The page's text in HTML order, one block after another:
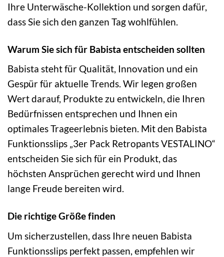
Ihre Unterwäsche-Kollektion und sorgen dafür,
dass Sie sich den ganzen Tag wohlfühlen.
Warum Sie sich für Babista entscheiden sollten
Babista steht für Qualität, Innovation und ein
Gespür für aktuelle Trends. Wir legen großen
Wert darauf, Produkte zu entwickeln, die Ihren
Bedürfnissen entsprechen und Ihnen ein
optimales Trageerlebnis bieten. Mit den Babista
Funktionsslips „3er Pack Retropants VESTALINO“
entscheiden Sie sich für ein Produkt, das
höchsten Ansprüchen gerecht wird und Ihnen
lange Freude bereiten wird.
Die richtige Größe finden
Um sicherzustellen, dass Ihre neuen Babista
Funktionsslips perfekt passen, empfehlen wir